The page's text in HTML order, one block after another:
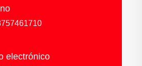
electrónico